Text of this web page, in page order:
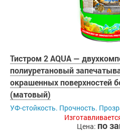
Тистром 2 AQUA —
полиуретановый
окрашенных поверхностей
(матовый)
УФ-стойкость. Прочность.
Цена: по